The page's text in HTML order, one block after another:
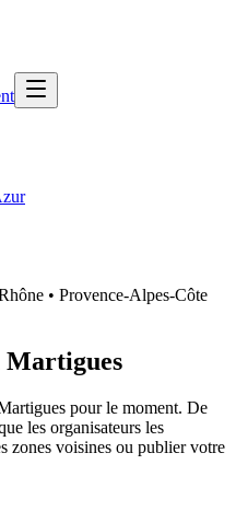
• Provence-Alpes-Côte
Martigues
pour le moment. De
les organisateurs les
zones voisines ou publier votre